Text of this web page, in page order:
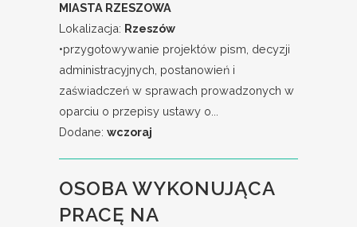
MIASTA RZESZOWA
Lokalizacja: Rzeszów
•przygotowywanie projektów pism, decyzji
administracyjnych, postanowień i
zaświadczeń w sprawach prowadzonych w
oparciu o przepisy ustawy o...
Dodane: wczoraj
OSOBA WYKONUJĄCA
PRACĘ NA